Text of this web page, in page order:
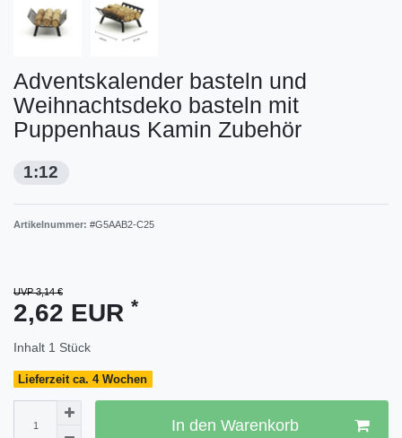
Adventskalender basteln und
Weihnachtsdeko basteln mit
Puppenhaus Kamin Zubehör
1:12
Artikelnummer: #G5AAB2-C25
UVP 3,14 €
2,62 EUR *
Inhalt 1 Stück
Lieferzeit ca. 4 Wochen
In den Warenkorb